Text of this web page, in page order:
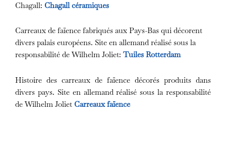
Chagall: Chagall céramiques
Carreaux de faïence fabriqués aux Pays-Bas qui décorent
divers palais européens. Site en allemand réalisé sous la
responsabilité de Wilhelm Joliet: Tuiles Rotterdam
Histoire des carreaux de faïence décorés produits dans
divers pays. Site en allemand réalisé sous la responsabilité
de Wilhelm Joliet Carreaux faïence